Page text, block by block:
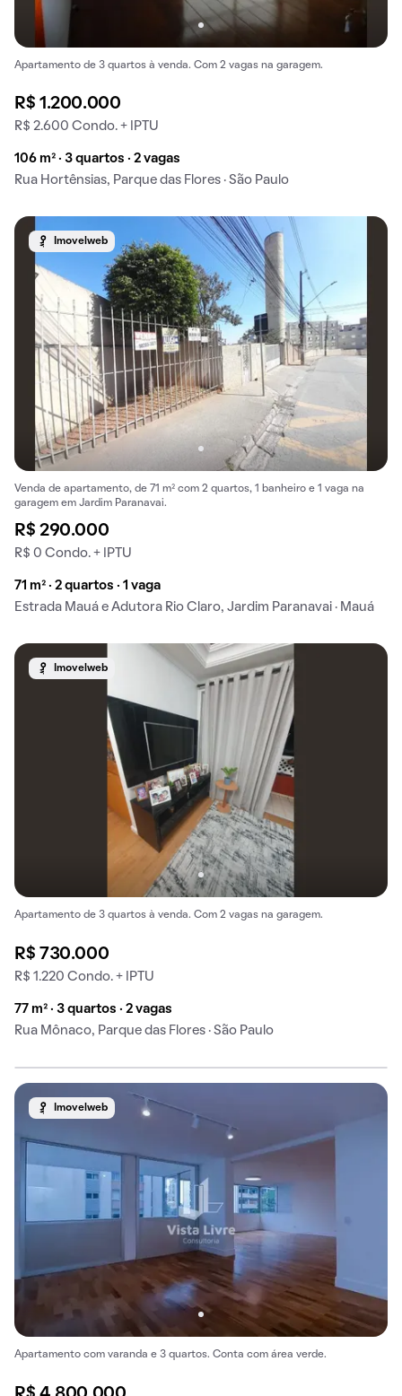
Apartamento de 3 quartos à venda. Com 2 vagas na garagem.
R$ 1.200.000
R$ 2.600 Condo. + IPTU
106 m² · 3 quartos · 2 vagas
Rua Hortênsias, Parque das Flores · São Paulo
Imovelweb
Venda de apartamento, de 71 m² com 2 quartos, 1 banheiro e 1 vaga na
garagem em Jardim Paranavai.
R$ 290.000
R$ 0 Condo. + IPTU
71 m² · 2 quartos · 1 vaga
Estrada Mauá e Adutora Rio Claro, Jardim Paranavai · Mauá
Imovelweb
Apartamento de 3 quartos à venda. Com 2 vagas na garagem.
R$ 730.000
R$ 1.220 Condo. + IPTU
77 m² · 3 quartos · 2 vagas
Rua Mônaco, Parque das Flores · São Paulo
Imovelweb
Apartamento com varanda e 3 quartos. Conta com área verde.